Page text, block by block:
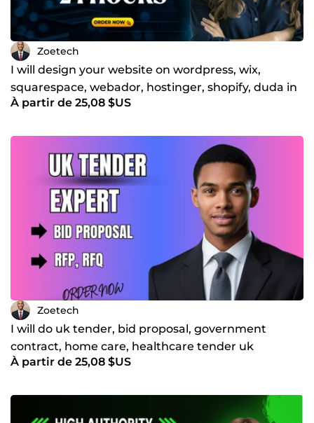
Zoetech
I will design your website on wordpress, wix,
squarespace, webador, hostinger, shopify, duda in
24 hrs
À partir de 25,08 $US
Zoetech
I will do uk tender, bid proposal, government
contract, home care, healthcare tender uk
À partir de 25,08 $US